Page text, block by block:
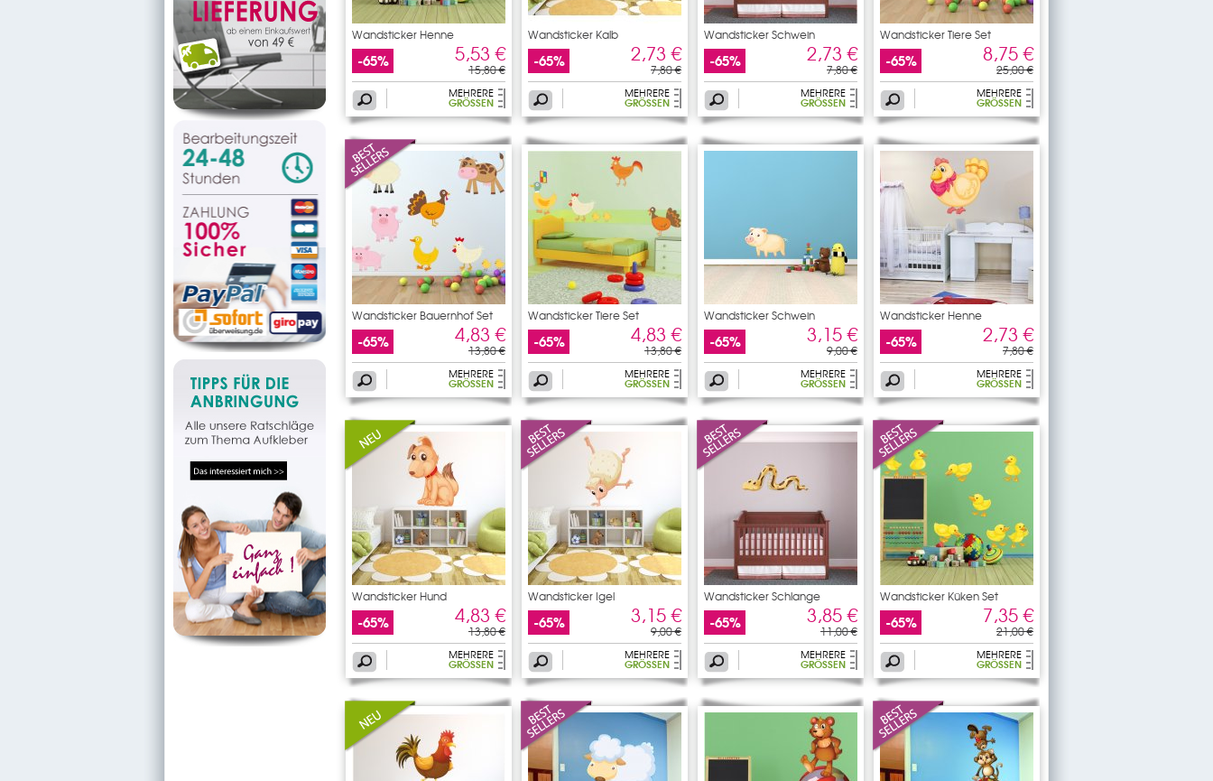
Wandsticker Henne
-65% 5,53 €
15,80 €
MEHRERE
GRÖSSEN
Wandsticker Kalb
-65% 2,73 €
7,80 €
MEHRERE
GRÖSSEN
Wandsticker Schwein
-65% 2,73 €
7,80 €
MEHRERE
GRÖSSEN
Wandsticker Tiere Set
-65% 8,75 €
25,00 €
MEHRERE
GRÖSSEN
Wandsticker Bauernhof Set
-65% 4,83 €
13,80 €
MEHRERE
GRÖSSEN
Wandsticker Tiere Set
-65% 4,83 €
13,80 €
MEHRERE
GRÖSSEN
Wandsticker Schwein
-65% 3,15 €
9,00 €
MEHRERE
GRÖSSEN
Wandsticker Henne
-65% 2,73 €
7,80 €
MEHRERE
GRÖSSEN
Wandsticker Hund
-65% 4,83 €
13,80 €
MEHRERE
GRÖSSEN
Wandsticker Igel
-65% 3,15 €
9,00 €
MEHRERE
GRÖSSEN
Wandsticker Schlange
-65% 3,85 €
11,00 €
MEHRERE
GRÖSSEN
Wandsticker Küken Set
-65% 7,35 €
21,00 €
MEHRERE
GRÖSSEN